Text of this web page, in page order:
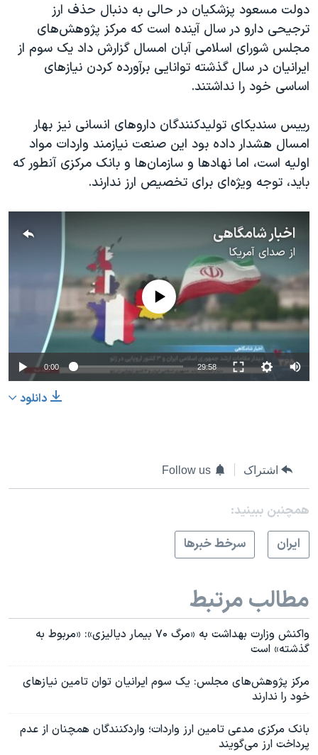
دولت مسعود پزشکیان در حالی به دنبال حذف ارز
ترجیحی دارو در سال آینده است که مرکز پژوهش‌های
مجلس شورای اسلامی آبان امسال گزارش داد یک‌ سوم از
ایرانیان در سال گذشته توانایی برآورده کردن نیازهای
اساسی خود را نداشتند.
رییس سندیکای تولیدکنندگان داروهای انسانی نیز بهار
امسال هشدار داده بود این صنعت نیازمند واردات مواد
اولیه است، اما نهادها و سازمان‌ها و بانک مرکزی آنطور که
باید، توجه ویژه‌ای برای تخصیص ارز ندارند.
اخبار شامگاهی
از صدای آمریکا
No media source currently available
0:00 29:58
دانلود
اشتراک Follow us
همچنبن ببینید:
ايران
سرخط خبرها
مطالب مرتبط
واکنش وزارت بهداشت به «مرگ ۷۰ بیمار دیالیزی»: «مربوط به
گذشته» است
مرکز پژوهش‌های مجلس: یک سوم ایرانیان توان تامین نیازهای
خود را ندارند
بانک مرکزی مدعی تامین ارز واردات؛ وارد‌کنندگان همچنان از عدم
پرداخت ارز می‌گویند